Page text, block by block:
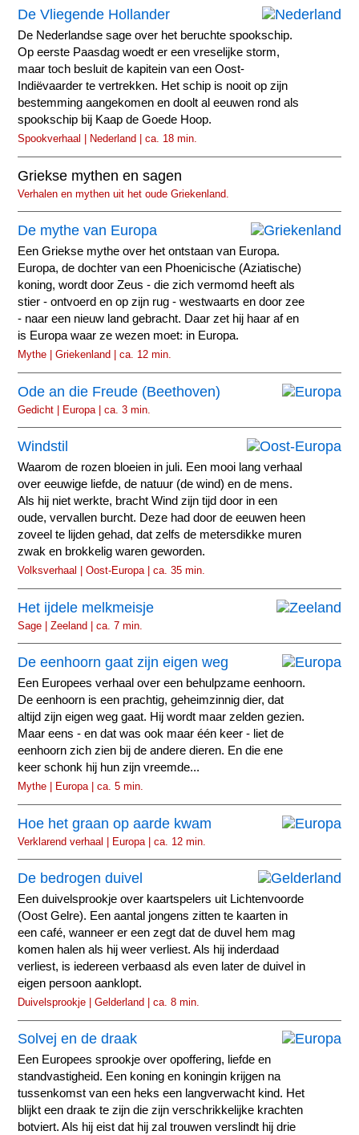
De Vliegende Hollander
De Nederlandse sage over het beruchte spookschip.
Op eerste Paasdag woedt er een vreselijke storm,
maar toch besluit de kapitein van een Oost-
Indiëvaarder te vertrekken. Het schip is nooit op zijn
bestemming aangekomen en doolt al eeuwen rond als
spookschip bij Kaap de Goede Hoop.
Spookverhaal | Nederland | ca. 18 min.
Griekse mythen en sagen
Verhalen en mythen uit het oude Griekenland.
De mythe van Europa
Een Griekse mythe over het ontstaan van Europa.
Europa, de dochter van een Phoenicische (Aziatische)
koning, wordt door Zeus - die zich vermomd heeft als
stier - ontvoerd en op zijn rug - westwaarts en door zee
- naar een nieuw land gebracht. Daar zet hij haar af en
is Europa waar ze wezen moet: in Europa.
Mythe | Griekenland | ca. 12 min.
Ode an die Freude (Beethoven)
Gedicht | Europa | ca. 3 min.
Windstil
Waarom de rozen bloeien in juli. Een mooi lang verhaal
over eeuwige liefde, de natuur (de wind) en de mens.
Als hij niet werkte, bracht Wind zijn tijd door in een
oude, vervallen burcht. Deze had door de eeuwen heen
zoveel te lijden gehad, dat zelfs de metersdikke muren
zwak en brokkelig waren geworden.
Volksverhaal | Oost-Europa | ca. 35 min.
Het ijdele melkmeisje
Sage | Zeeland | ca. 7 min.
De eenhoorn gaat zijn eigen weg
Een Europees verhaal over een behulpzame eenhoorn.
De eenhoorn is een prachtig, geheimzinnig dier, dat
altijd zijn eigen weg gaat. Hij wordt maar zelden gezien.
Maar eens - en dat was ook maar één keer - liet de
eenhoorn zich zien bij de andere dieren. En die ene
keer schonk hij hun zijn vreemde...
Mythe | Europa | ca. 5 min.
Hoe het graan op aarde kwam
Verklarend verhaal | Europa | ca. 12 min.
De bedrogen duivel
Een duivelsprookje over kaartspelers uit Lichtenvoorde
(Oost Gelre). Een aantal jongens zitten te kaarten in
een café, wanneer er een zegt dat de duvel hem mag
komen halen als hij weer verliest. Als hij inderdaad
verliest, is iedereen verbaasd als even later de duivel in
eigen persoon aanklopt.
Duivelsprookje | Gelderland | ca. 8 min.
Solvej en de draak
Een Europees sprookje over opoffering, liefde en
standvastigheid. Een koning en koningin krijgen na
tussenkomst van een heks een langverwacht kind. Het
blijkt een draak te zijn die zijn verschrikkelijke krachten
botviert. Als hij eist dat hij zal trouwen verslindt hij drie